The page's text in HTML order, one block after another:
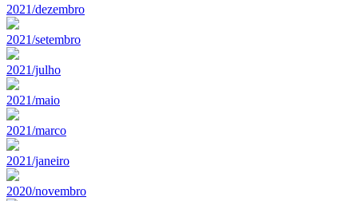
2021/dezembro
2021/setembro
2021/julho
2021/maio
2021/marco
2021/janeiro
2020/novembro